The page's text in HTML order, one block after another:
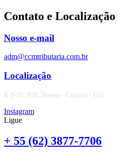
Contato e Localização
Nosso e-mail
adm@ccmtributaria.com.br
Localização
R T-55, 930, Bueno - Goiânia - GO
Instagram
Ligue
+ 55 (62) 3877-7706